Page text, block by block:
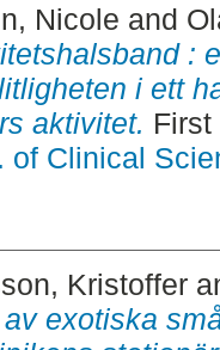
Nicole and
:
i ett
aktivitet.
of Clinical
Kristoffer
av exotiska